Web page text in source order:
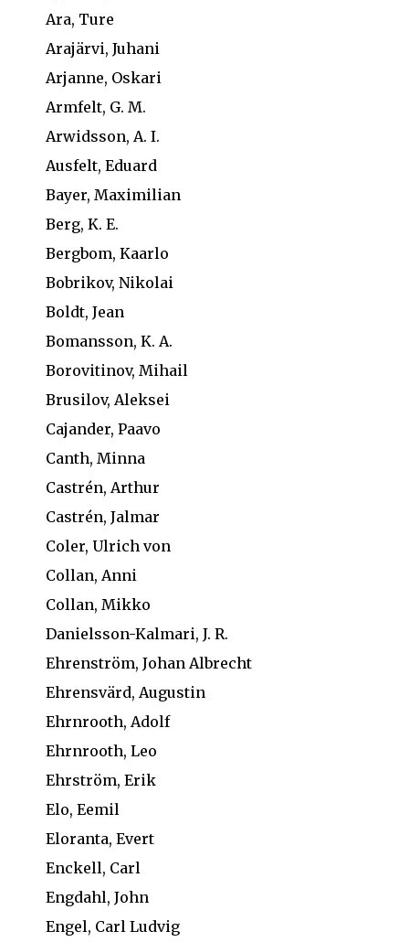
Ara, Ture
Arajärvi, Juhani
Arjanne, Oskari
Armfelt, G. M.
Arwidsson, A. I.
Ausfelt, Eduard
Bayer, Maximilian
Berg, K. E.
Bergbom, Kaarlo
Bobrikov, Nikolai
Boldt, Jean
Bomansson, K. A.
Borovitinov, Mihail
Brusilov, Aleksei
Cajander, Paavo
Canth, Minna
Castrén, Arthur
Castrén, Jalmar
Coler, Ulrich von
Collan, Anni
Collan, Mikko
Danielsson-Kalmari, J. R.
Ehrenström, Johan Albrecht
Ehrensvärd, Augustin
Ehrnrooth, Adolf
Ehrnrooth, Leo
Ehrström, Erik
Elo, Eemil
Eloranta, Evert
Enckell, Carl
Engdahl, John
Engel, Carl Ludvig